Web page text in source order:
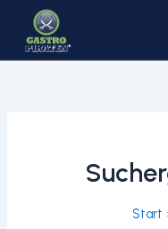
springen
Start